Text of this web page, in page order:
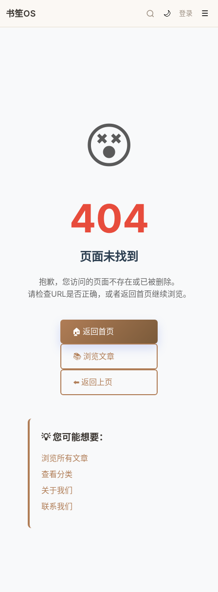
书笙OS 🌙 登录 ☰
😵
404
页面未找到
抱歉，您访问的页面不存在或已被删除。
请检查URL是否正确，或者返回首页继续浏览。
🏠 返回首页
📚 浏览文章
⬅️ 返回上页
💡 您可能想要：
浏览所有文章
查看分类
关于我们
联系我们